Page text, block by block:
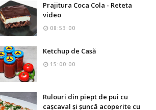
Prajitura Coca Cola - Reteta
video
08:53:00
Ketchup de Casă
15:00:00
Rulouri din piept de pui cu
cașcaval și șuncă acoperite cu